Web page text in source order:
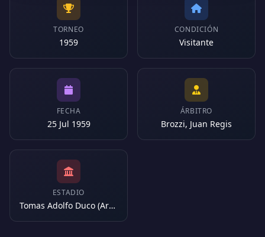
TORNEO
1959
CONDICIÓN
Visitante
FECHA
25 Jul 1959
ÁRBITRO
Brozzi, Juan Regis
ESTADIO
Tomas Adolfo Duco (Argentina)